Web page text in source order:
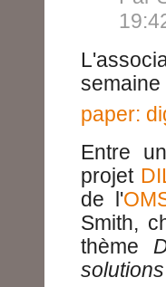
paper:
Entre
projet
de l'
Smith,
thème